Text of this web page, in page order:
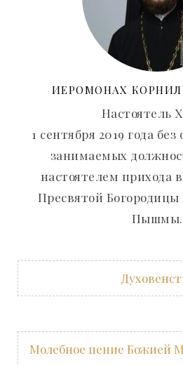
ИЕРОМОНАХ
Настоятель
1 сентября 2019 года
занимаемых
настоятелем прихода
Пресвятой Богородицы
Пышмы.
Молебное пение Божией